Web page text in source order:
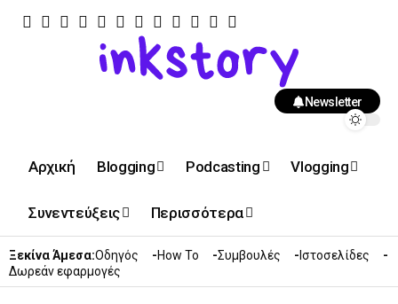
Newsletter
Αρχική Blogging Podcasting Vlogging
Συνεντεύξεις Περισσότερα
Ξεκίνα Άμεσα:Οδηγός How To Συμβουλές
Ιστοσελίδες
Δωρεάν εφαρμογές